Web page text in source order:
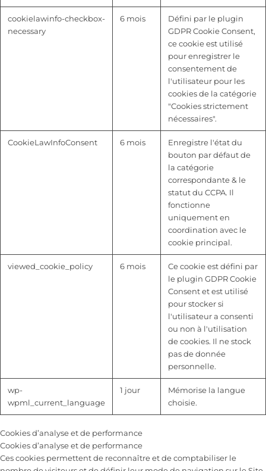
cookielawinfo-checkbox-
necessary
6 mois
Défini par le plugin
GDPR Cookie Consent,
ce cookie est utilisé
pour enregistrer le
consentement de
l'utilisateur pour les
cookies de la catégorie
"Cookies strictement
nécessaires".
CookieLawInfoConsent 6 mois
Enregistre l'état du
bouton par défaut de
la catégorie
correspondante & le
statut du CCPA. Il
fonctionne
uniquement en
coordination avec le
cookie principal.
viewed_cookie_policy 6 mois
Ce cookie est défini par
le plugin GDPR Cookie
Consent et est utilisé
pour stocker si
l'utilisateur a consenti
ou non à l'utilisation
de cookies. Il ne stock
pas de donnée
personnelle.
wp-
wpml_current_language
1 jour
Mémorise la langue
choisie.
Cookies d’analyse et de performance
Cookies d’analyse et de performance
Ces cookies permettent de reconnaître et de comptabiliser le